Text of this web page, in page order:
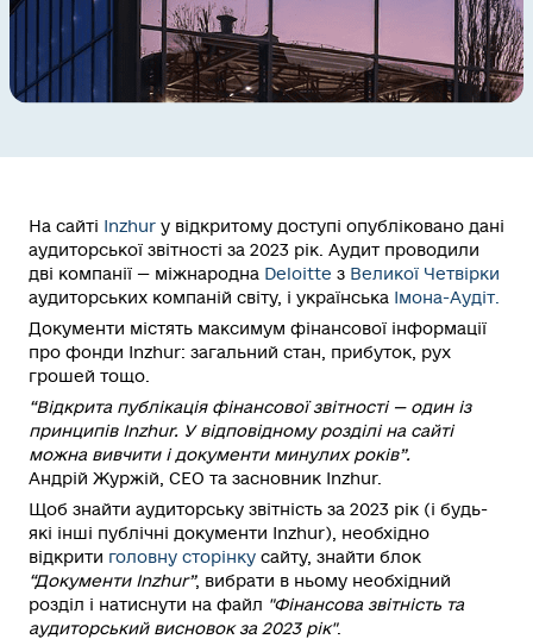
На сайті Inzhur у відкритому доступі опубліковано дані
аудиторської звітності за 2023 рік. Аудит проводили
дві компанії — міжнародна Deloitte з Великої Четвірки
аудиторських компаній світу, і українська Імона-Аудіт.
Документи містять максимум фінансової інформації
про фонди Inzhur: загальний стан, прибуток, рух
грошей тощо.
“Відкрита публікація фінансової звітності — один із
принципів Inzhur. У відповідному розділі на сайті
можна вивчити і документи минулих років”.
Андрій Журжій , СЕО та засновник Inzhur.
Щоб знайти аудиторську звітність за 2023 рік (і будь-
які інші публічні документи Inzhur), необхідно
відкрити головну сторінку сайту, знайти блок
“Документи Inzhur”, вибрати в ньому необхідний
розділ і натиснути на файл "Фінансова звітність та
аудиторський висновок за 2023 рік".